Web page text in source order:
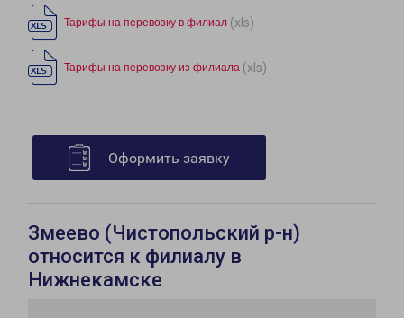
Тарифы на перевозку в филиал (xls)
Тарифы на перевозку из филиала (xls)
Оформить заявку
Змеево (Чистопольский р-н)
относится к филиалу в
Нижнекамске